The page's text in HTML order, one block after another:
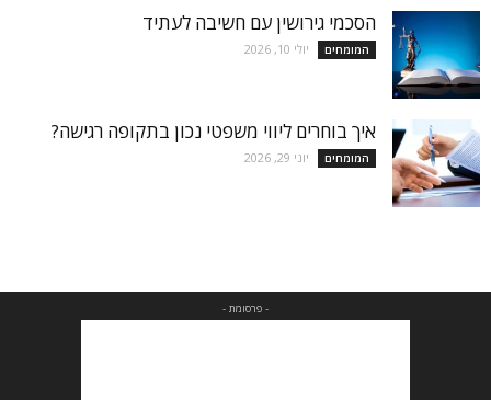
הסכמי גירושין עם חשיבה לעתיד
המומחים יולי 10, 2026
איך בוחרים ליווי משפטי נכון בתקופה רגישה?
המומחים יוני 29, 2026
- פרסומת -